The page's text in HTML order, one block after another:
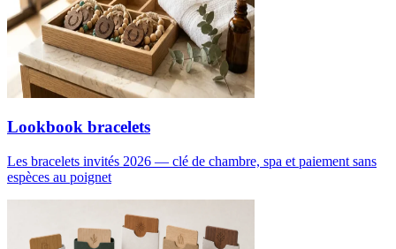
Lookbook bracelets
Les bracelets invités 2026 — clé de chambre, spa et paiement sans
espèces au poignet